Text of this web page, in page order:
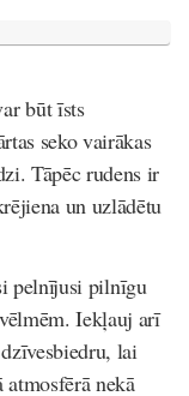
būt īsts
seko vairākas
Tāpēc rudens ir
un uzlādētu
pelnījusi pilnīgu
Iekļauj arī
lai
atmosfērā nekā